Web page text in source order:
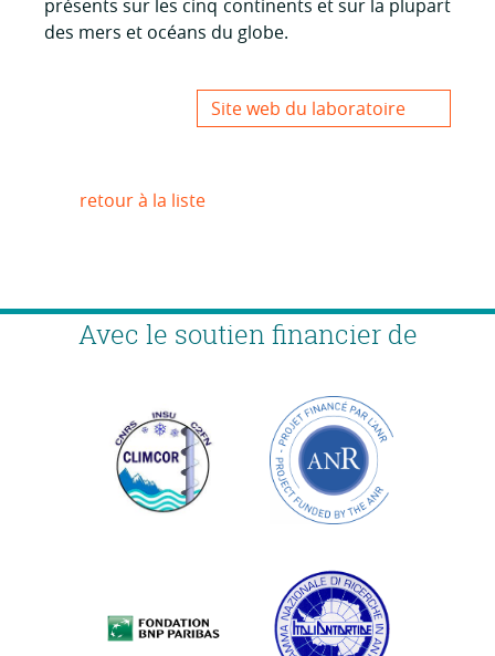
présents sur les cinq continents et sur la plupart
des mers et océans du globe.
Site web du laboratoire
retour à la liste
Avec le soutien financier de